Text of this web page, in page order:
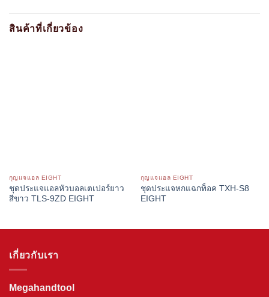
สินค้าที่เกี่ยวข้อง
กุญแจแอล EIGHT
ชุดประแจแอลหัวบอลเตเปอร์ยาว
สีขาว TLS-9ZD EIGHT
กุญแจแอล EIGHT
ชุดประแจหกแฉกท็อค TXH-S8
EIGHT
เกี่ยวกับเรา
Megahandtool